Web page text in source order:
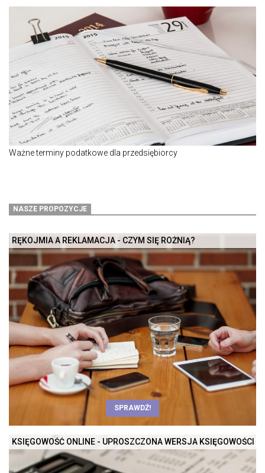
Ważne terminy podatkowe dla przedsiębiorcy
NASZE PROPOZYCJE
RĘKOJMIA A REKLAMACJA - CZYM SIĘ RÓŻNIĄ?
SPRAWDŹ!
KSIĘGOWOŚĆ ONLINE - UPROSZCZONA WERSJA KSIĘGOWOŚCI